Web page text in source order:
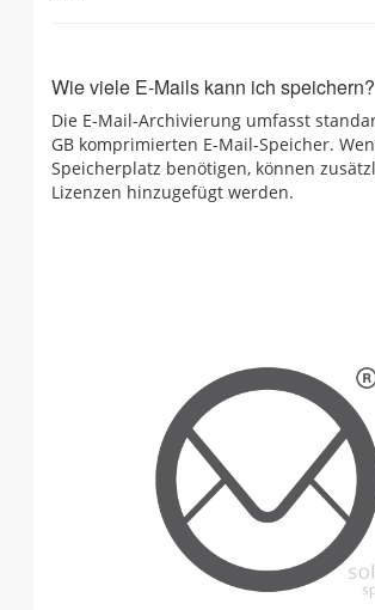
Wie viele E-Mails kann ich speichern?
Die E-Mail-Archivierung umfasst
GB komprimierten E-Mail-Speicher.
Speicherplatz benötigen, können
Lizenzen hinzugefügt werden.